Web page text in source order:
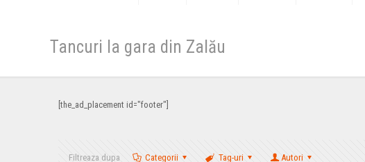
Tancuri la gara din Zalău
[the_ad_placement id="footer"]
Filtreaza dupa Categorii Tag-uri Autori